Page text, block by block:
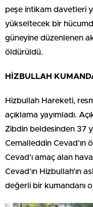
peşe intikam davetleri
yükseltecek bir
güneyine düzenlenen
öldürüldü.
HİZBULLAH
Hizbullah Hareketi,
açıklama yayımladı.
Zibdin beldesinden 37
Cemalleddin Cevad’ın
Cevad’ı amaç alan
Cevad’ın Hizbullah’ın
değerli bir kumandanı